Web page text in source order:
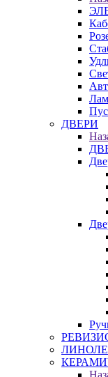
ДВЕРИ